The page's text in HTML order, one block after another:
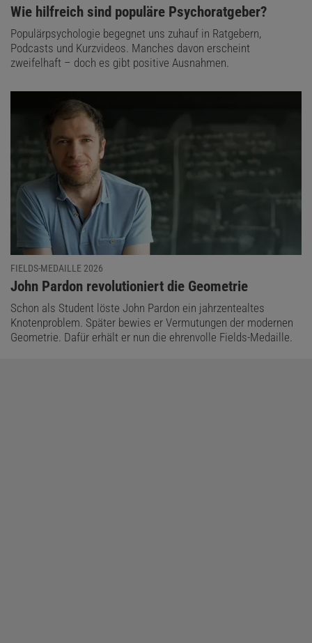
:
Wie hilfreich sind populäre Psychoratgeber?
Populärpsychologie begegnet uns zuhauf in Ratgebern,
Podcasts und Kurzvideos. Manches davon erscheint
zweifelhaft – doch es gibt positive Ausnahmen.
FIELDS-MEDAILLE 2026
:
John Pardon revolutioniert die Geometrie
Schon als Student löste John Pardon ein jahrzentealtes
Knotenproblem. Später bewies er Vermutungen der modernen
Geometrie. Dafür erhält er nun die ehrenvolle Fields-Medaille.